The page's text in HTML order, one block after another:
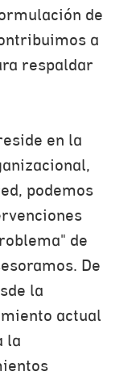
de
a
respaldar
en la
podemos
de
De
la
actual
la